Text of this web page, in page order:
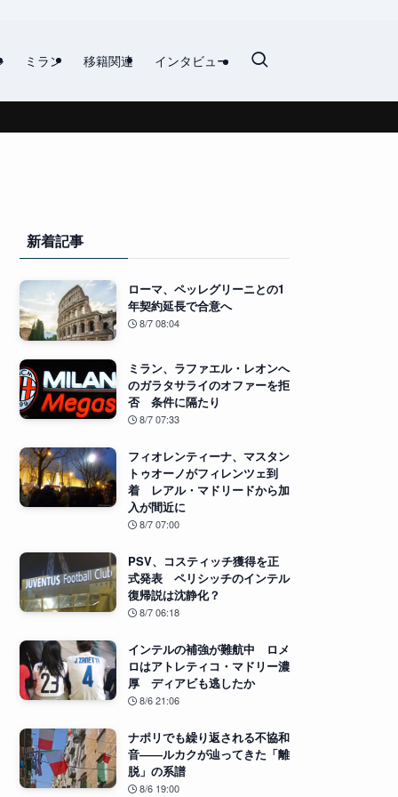
ミラン 移籍関連 インタビュー
新着記事
ローマ、ペッレグリーニとの1
年契約延長で合意へ
8/7 08:04
ミラン、ラファエル・レオンへ
のガラタサライのオファーを拒
否 条件に隔たり
8/7 07:33
フィオレンティーナ、マスタン
トゥオーノがフィレンツェ到
着 レアル・マドリードから加
入が間近に
8/7 07:00
PSV、コスティッチ獲得を正
式発表 ペリシッチのインテル
復帰説は沈静化？
8/7 06:18
インテルの補強が難航中 ロメ
ロはアトレティコ・マドリー濃
厚 ディアビも逃したか
8/6 21:06
ナポリでも繰り返される不協和
音――ルカクが辿ってきた「離
脱」の系譜
8/6 19:00